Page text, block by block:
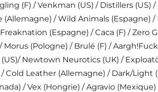
(F) / Venkman (US) / Distillers (US)
(Allemagne) / Wild Animals (Espagne)
(Espagne) / Caca (F) / Zero
Morus (Pologne) / Brulé (F) /
Newtown Neurotics (UK) /
/ Cold Leather (Allemagne) / Dark/Light
/ Vex (Hongrie) / Agravio (Mexique)